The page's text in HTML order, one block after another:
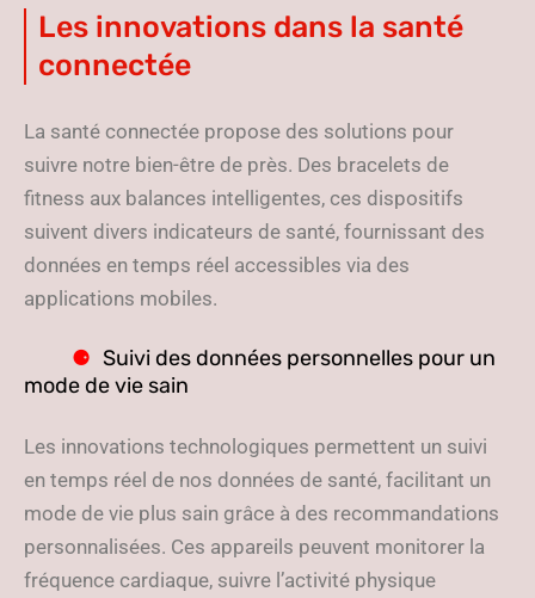
Les innovations dans la santé
connectée
La santé connectée propose des solutions pour
suivre notre bien-être de près. Des bracelets de
fitness aux balances intelligentes, ces dispositifs
suivent divers indicateurs de santé, fournissant des
données en temps réel accessibles via des
applications mobiles.
Suivi des données personnelles pour un
mode de vie sain
Les innovations technologiques permettent un suivi
en temps réel de nos données de santé, facilitant un
mode de vie plus sain grâce à des recommandations
personnalisées. Ces appareils peuvent monitorer la
fréquence cardiaque, suivre l’activité physique